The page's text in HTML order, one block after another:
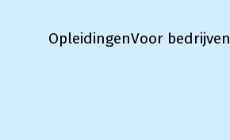
OpleidingenVoor bedrijven